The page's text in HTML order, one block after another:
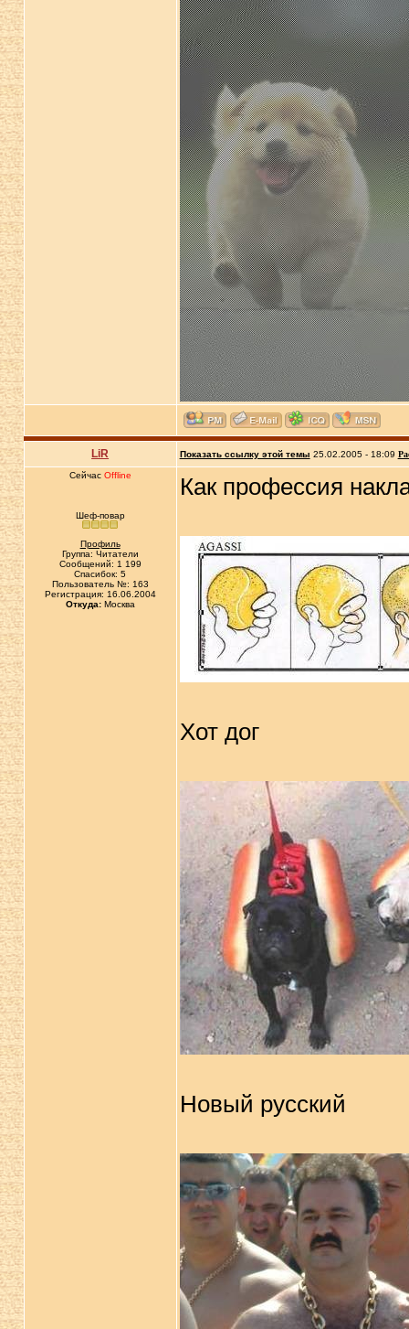
LiR Показать ссылку этой темы 25.02.2005 - 18:09
Сейчас Offline
Шеф-повар
Профиль
Группа: Читатели
Сообщений: 1 199
Спасибок: 5
Пользователь №: 163
Регистрация: 16.06.2004
Откуда:Москва
Как профессия
Хот дог
Новый русский